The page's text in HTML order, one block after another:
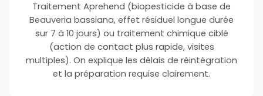
Traitement Aprehend (biopesticide à base de
Beauveria bassiana, effet résiduel longue durée
sur 7 à 10 jours) ou traitement chimique ciblé
(action de contact plus rapide, visites
multiples). On explique les délais de réintégration
et la préparation requise clairement.